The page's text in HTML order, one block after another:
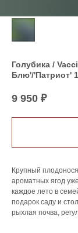
Голубика /
Блю'/'Патриот'
9 950 ₽
Крупный
ароматных ягод
каждое лето в
подарок саду и
рыхлая почва,